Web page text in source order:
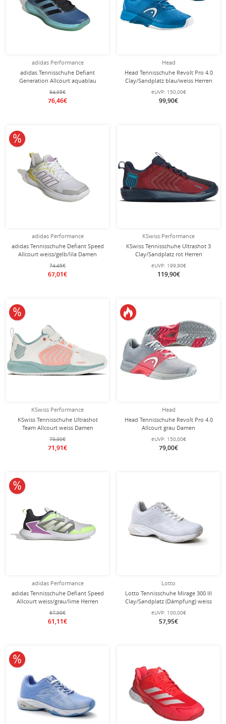
adidas Performance
adidas Tennisschuhe Defiant
Generation Allcourt aquablau
Herren
84,95€
76,46€
Head
Head Tennisschuhe Revolt Pro 4.0
Clay/Sandplatz blau/weiss Herren
eUVP: 150,00€
99,90€
adidas Performance
adidas Tennisschuhe Defiant Speed
Allcourt weiss/gelb/lila Damen
74,45€
67,01€
10% reduziert
KSwiss Performance
KSwiss Tennisschuhe Ultrashot 3
Clay/Sandplatz rot Herren
eUVP: 199,90€
119,90€
KSwiss Performance
KSwiss Tennisschuhe Ultrashot
Team Allcourt weiss Damen
79,90€
71,91€
10% reduziert
Head
Head Tennisschuhe Revolt Pro 4.0
Allcourt grau Damen
eUVP: 150,00€
79,00€
adidas Performance
adidas Tennisschuhe Defiant Speed
Allcourt weiss/grau/lime Herren
67,90€
61,11€
10% reduziert
Lotto
Lotto Tennisschuhe Mirage 300 III
Clay/Sandplatz (Dämpfung) weiss
Damen
eUVP: 100,00€
57,95€
10% reduziert